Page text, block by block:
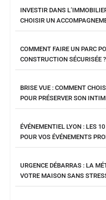
INVESTIR DANS
CHOISIR UN
COMMENT FAIRE UN PARC
CONSTRUCTION SÉCURISÉE ?
BRISE VUE : COMMENT
POUR PRÉSERVER SON
ÉVÉNEMENTIEL LYON : LES
POUR VOS ÉVÉNEMENTS
URGENCE DÉBARRAS : LA
VOTRE MAISON SANS